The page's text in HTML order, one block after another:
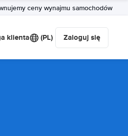
ceny wynajmu samochodów
klienta (PL) Zaloguj się